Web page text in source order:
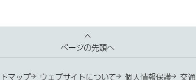
ページの先頭へ
マップ ウェブサイトについて 個人情報保護 交